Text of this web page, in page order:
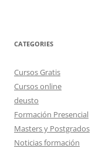
CATEGORIES
Cursos Gratis
Cursos online
deusto
Formación Presencial
Masters y Postgrados
Noticias formación